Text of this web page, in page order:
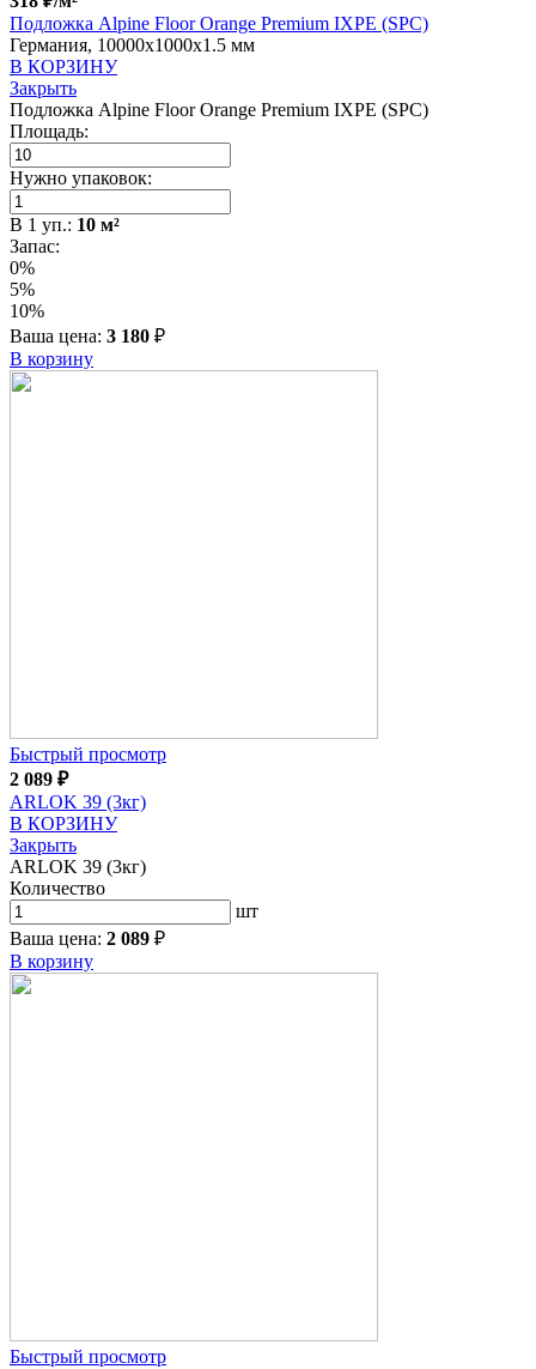
Подложка Alpine Floor Orange Premium IXPE (SPC)
Германия, 10000x1000x1.5 мм
В КОРЗИНУ
Закрыть
Подложка Alpine Floor Orange Premium IXPE (SPC)
Площадь:
Нужно упаковок:
В 1 уп.: 10 м²
Запас:
0%
5%
10%
Ваша цена: 3 180 ₽
В корзину
Быстрый просмотр
2 089 ₽
ARLOK 39 (3кг)
В КОРЗИНУ
Закрыть
ARLOK 39 (3кг)
Количество
шт
Ваша цена: 2 089 ₽
В корзину
Быстрый просмотр